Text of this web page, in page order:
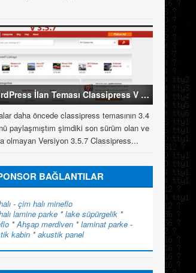
İlan Teması Classipress V 3.5.7
daha öncede classipress temasının 3.4
paylaşmıştım şimdiki son sürüm olan ve
olmayan Versiyon 3.5.7 Classipress...
BAĞLANTILAR
- çim halı mineflo
lamine parke *lake süpürgelik *
*Ahşap merdiven *laminat parke -
kabin *akustik panel